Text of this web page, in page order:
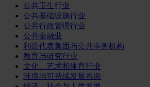
公共卫生行业
公共基础设施行业
公共行政管理行业
公共金融业
利益代表集团与公共事务机构
教育与研究行业
文化、艺术和体育行业
环境与可持续发展咨询